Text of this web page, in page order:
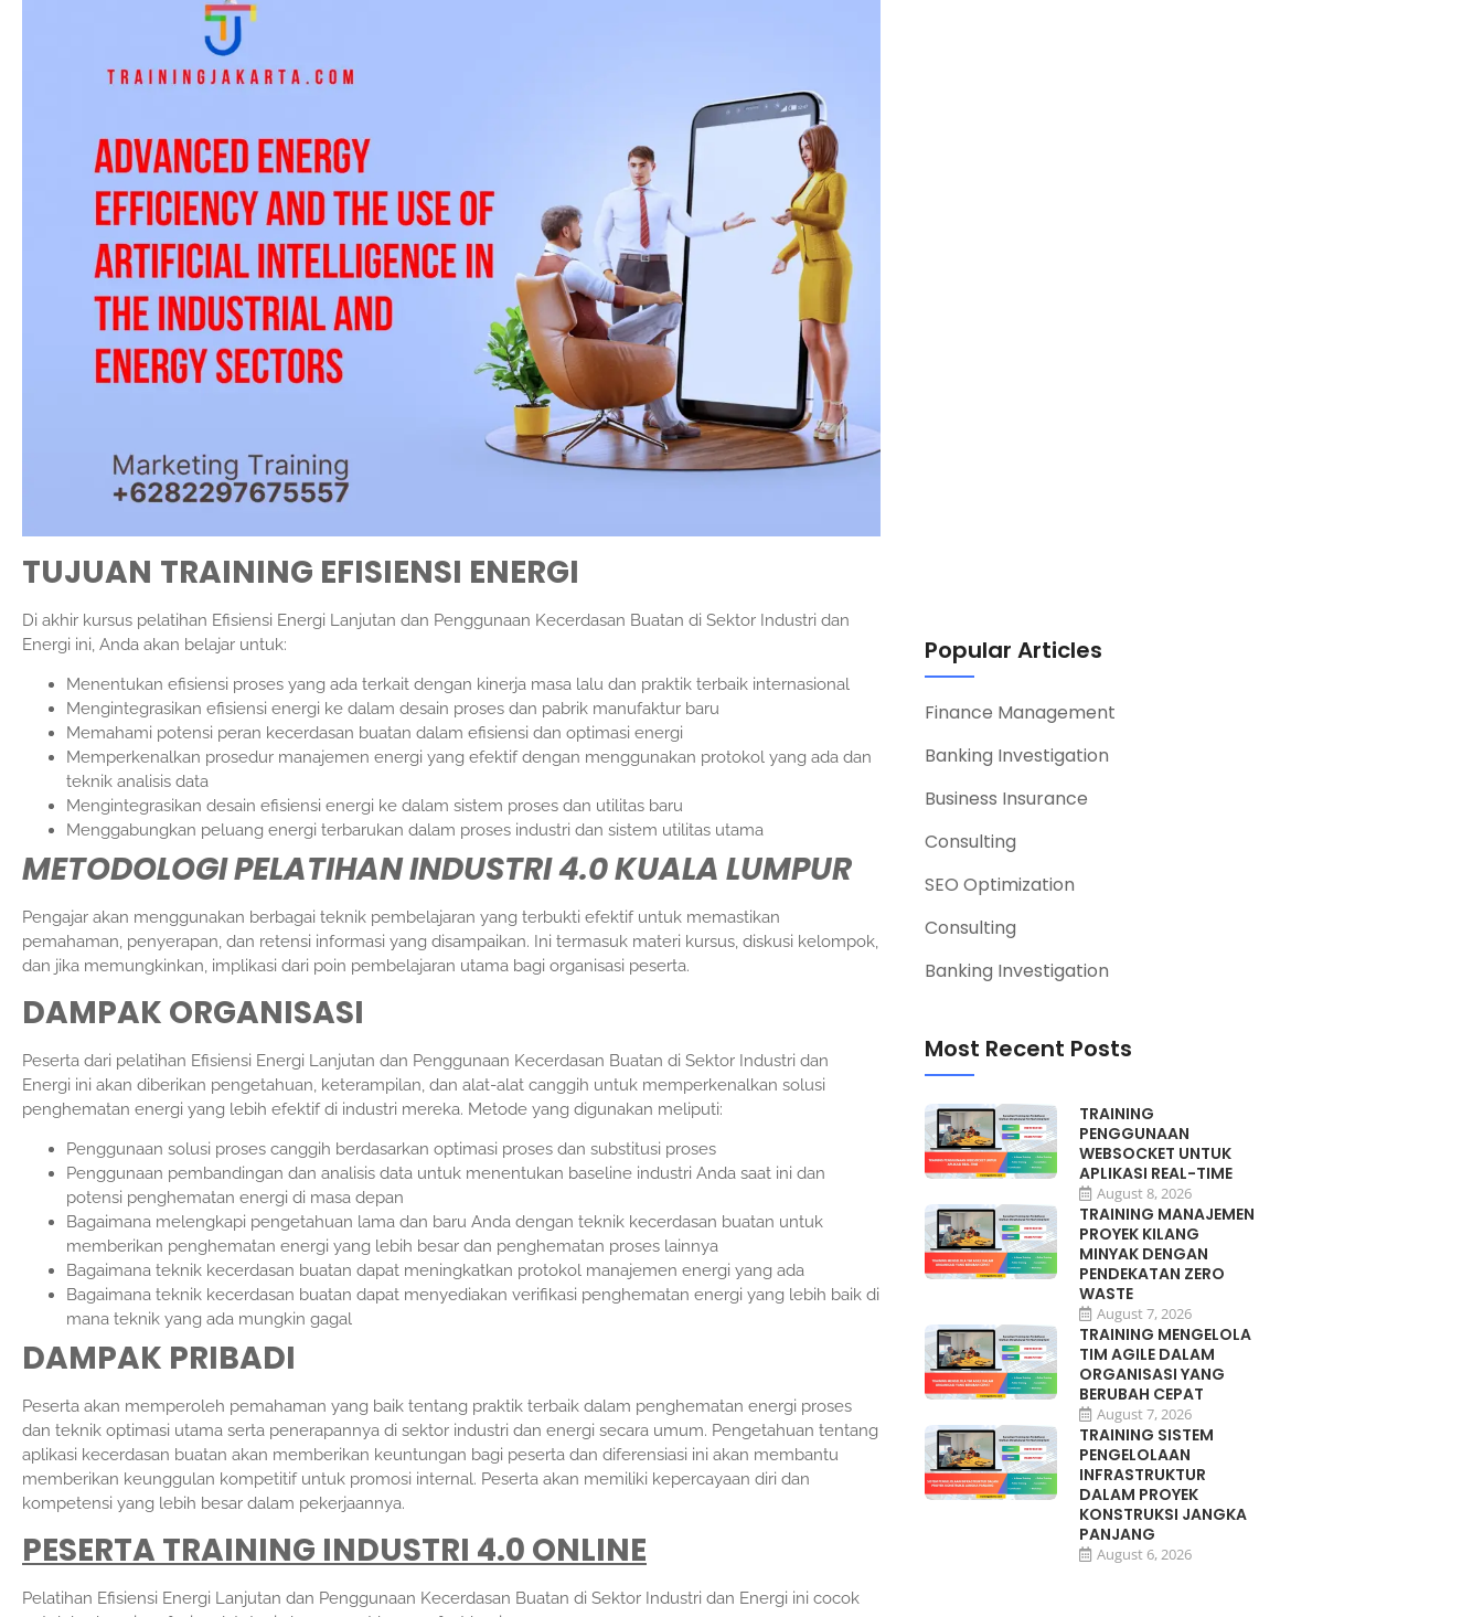
TUJUAN TRAINING EFISIENSI ENERGI
Di akhir kursus pelatihan Efisiensi Energi Lanjutan dan Penggunaan Kecerdasan Buatan di Sektor Industri dan
Energi ini, Anda akan belajar untuk:
Menentukan efisiensi proses yang ada terkait dengan kinerja masa lalu dan praktik terbaik internasional
Mengintegrasikan efisiensi energi ke dalam desain proses dan pabrik manufaktur baru
Memahami potensi peran kecerdasan buatan dalam efisiensi dan optimasi energi
Memperkenalkan prosedur manajemen energi yang efektif dengan menggunakan protokol yang ada dan
teknik analisis data
Mengintegrasikan desain efisiensi energi ke dalam sistem proses dan utilitas baru
Menggabungkan peluang energi terbarukan dalam proses industri dan sistem utilitas utama
METODOLOGI PELATIHAN INDUSTRI 4.0 KUALA LUMPUR
Pengajar akan menggunakan berbagai teknik pembelajaran yang terbukti efektif untuk memastikan
pemahaman, penyerapan, dan retensi informasi yang disampaikan. Ini termasuk materi kursus, diskusi kelompok,
dan jika memungkinkan, implikasi dari poin pembelajaran utama bagi organisasi peserta.
DAMPAK ORGANISASI
Peserta dari pelatihan Efisiensi Energi Lanjutan dan Penggunaan Kecerdasan Buatan di Sektor Industri dan
Energi ini akan diberikan pengetahuan, keterampilan, dan alat-alat canggih untuk memperkenalkan solusi
penghematan energi yang lebih efektif di industri mereka. Metode yang digunakan meliputi:
Penggunaan solusi proses canggih berdasarkan optimasi proses dan substitusi proses
Penggunaan pembandingan dan analisis data untuk menentukan baseline industri Anda saat ini dan
potensi penghematan energi di masa depan
Bagaimana melengkapi pengetahuan lama dan baru Anda dengan teknik kecerdasan buatan untuk
memberikan penghematan energi yang lebih besar dan penghematan proses lainnya
Bagaimana teknik kecerdasan buatan dapat meningkatkan protokol manajemen energi yang ada
Bagaimana teknik kecerdasan buatan dapat menyediakan verifikasi penghematan energi yang lebih baik di
mana teknik yang ada mungkin gagal
DAMPAK PRIBADI
Peserta akan memperoleh pemahaman yang baik tentang praktik terbaik dalam penghematan energi proses
dan teknik optimasi utama serta penerapannya di sektor industri dan energi secara umum. Pengetahuan tentang
aplikasi kecerdasan buatan akan memberikan keuntungan bagi peserta dan diferensiasi ini akan membantu
memberikan keunggulan kompetitif untuk promosi internal. Peserta akan memiliki kepercayaan diri dan
kompetensi yang lebih besar dalam pekerjaannya.
PESERTA TRAINING INDUSTRI 4.0 ONLINE
Pelatihan Efisiensi Energi Lanjutan dan Penggunaan Kecerdasan Buatan di Sektor Industri dan Energi ini cocok
Popular Articles
Finance Management
Banking Investigation
Business Insurance
Consulting
SEO Optimization
Consulting
Banking Investigation
Most Recent Posts
TRAINING
PENGGUNAAN
WEBSOCKET UNTUK
APLIKASI REAL-TIME
August 8, 2026
TRAINING MANAJEMEN
PROYEK KILANG
MINYAK DENGAN
PENDEKATAN ZERO
WASTE
August 7, 2026
TRAINING MENGELOLA
TIM AGILE DALAM
ORGANISASI YANG
BERUBAH CEPAT
August 7, 2026
TRAINING SISTEM
PENGELOLAAN
INFRASTRUKTUR
DALAM PROYEK
KONSTRUKSI JANGKA
PANJANG
August 6, 2026